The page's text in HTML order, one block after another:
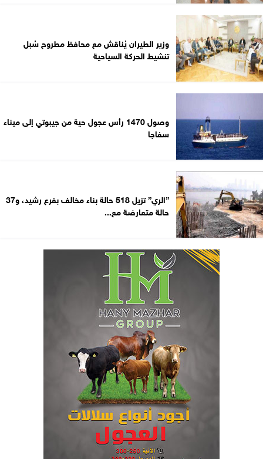
وزير الطيران يُناقش مع محافظ مطروح سُبل
تنشيط الحركة السياحية
وصول 1470 رأس عجول حية من جيبوتي إلى ميناء
سفاجا
”الري” تزيل 518 حالة بناء مخالف بفرع رشيد، و37
حالة متعارضة مع...